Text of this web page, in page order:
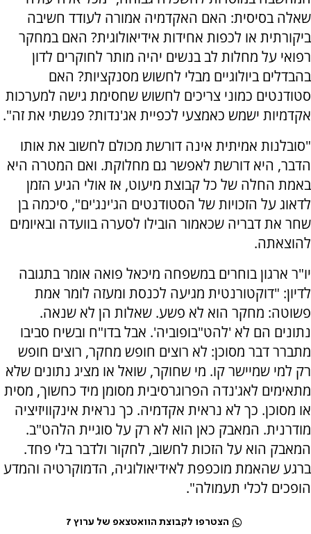
שאלה בסיסית: האם האקדמיה אמורה לעודד חשיבה
ביקורתית או לכפות אחידות אידיאולוגית? האם במחקר
רפואי על מחלות לב בנשים יהיה מותר לחוקרים לדון
בהבדלים ביולוגיים מבלי לחשוש מסנקציות? האם
סטודנטים כמוני צריכים לחשוש שחסימת גישה למערכות
אקדמיות ישמש כאמצעי לכפיית אג'נדות? פגשתי את זה".
"סובלנות אמיתית אינה דורשת מכולם לחשוב את אותו
הדבר, היא דורשת לאפשר גם מחלוקת. ואם המטרה היא
באמת החלה של כל קבוצת מיעוט, אז אולי הגיע הזמן
לדאוג על הזכויות של הסטודנטים הג'ינג'ים", סיכמה בן
שחר את דבריה שכאמור הובילו לסערה בוועדה ובאיומים
להוצאתה.
יו"ר ארגון בוחרים במשפחה מיכאל פואה אומר בתגובה
לדיון: "דוקטורנטית מגיעה לכנסת ומעזה לומר אמת
פשוטה: מחקר הוא לא פשע. שאלות הן לא שנאה.
נתונים הם לא 'להט"בופוביה'. אבל בדו"ח ובשיח סביבו
מתברר דבר מסוכן: לא רוצים חופש מחקר, רוצים חופש
רק למי שמיישר קו. מי שחוקר, שואל או מציג נתונים שלא
מתאימים לאג'נדה הפרוגרסיבית מסומן מיד כחשוך, מסית
או מסוכן. כך לא נראית אקדמיה. כך נראית אינקוויזיציה
מודרנית. המאבק כאן הוא לא רק על סוגיית הלהט"ב.
המאבק הוא על הזכות לחשוב, לחקור ולדבר בלי פחד.
ברגע שהאמת מוכפפת לאידיאולוגיה, הדמוקרטיה והמדע
הופכים לכלי תעמולה".
הצטרפו לקבוצת הוואטצאפ של ערוץ 7